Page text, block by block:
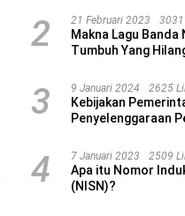
2 21 Februari 2023
Makna Lagu Banda
Tumbuh Yang
3 9 Januari 2024 2625
Kebijakan
Penyelenggaraan
4 7 Januari 2023 2509
Apa itu Nomor
(NISN)?